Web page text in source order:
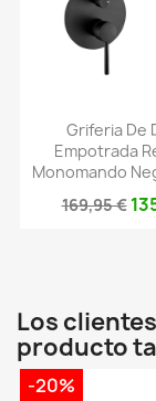
Griferia De
Empotrada
Monomando
169,95 €
Los
producto
-20%